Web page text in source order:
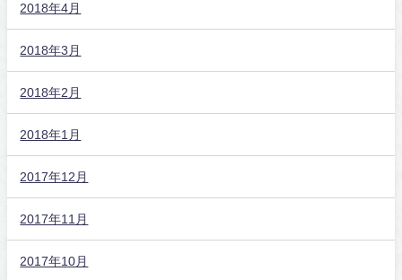
2018年4月
2018年3月
2018年2月
2018年1月
2017年12月
2017年11月
2017年10月